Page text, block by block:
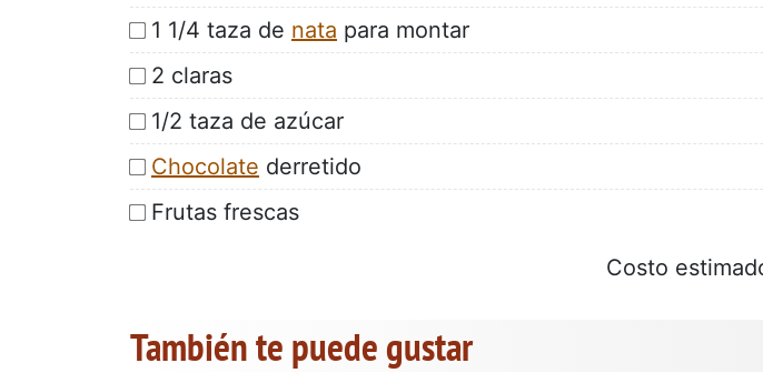
1 1/4 taza de nata para montar
2 claras
1/2 taza de azúcar
Chocolate derretido
Frutas frescas
Costo
También te puede gustar